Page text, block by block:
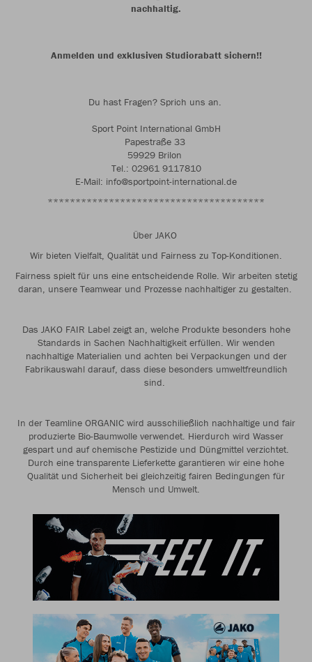
nachhaltig.
Anmelden und exklusiven Studiorabatt sichern!!
Du hast Fragen?Sprich uns an.
Sport Point International GmbH
Papestraße 33
59929 Brilon
Tel.: 02961 9117810
E-Mail: info@sportpoint-international.de
***************************************
Über JAKO
Wir bieten Vielfalt, Qualität und Fairness zu Top-Konditionen.
Fairness spielt für uns eine entscheidende Rolle. Wir arbeiten stetig
daran, unsere Teamwear und Prozesse nachhaltiger zu gestalten.
Das JAKO FAIR Label zeigt an, welche Produkte besonders hohe
Standards in Sachen Nachhaltigkeit erfüllen. Wir wenden
nachhaltige Materialien und achten bei Verpackungen und der
Fabrikauswahl darauf, dass diese besonders umweltfreundlich
sind.
In der Teamline ORGANIC wird ausschiließlich nachhaltige und fair
produzierte Bio-Baumwolle verwendet. Hierdurch wird Wasser
gespart und auf chemische Pestizide und Düngmittel verzichtet.
Durch eine transparente Lieferkette garantieren wir eine hohe
Qualität und Sicherheit bei gleichzeitig fairen Bedingungen für
Mensch und Umwelt.